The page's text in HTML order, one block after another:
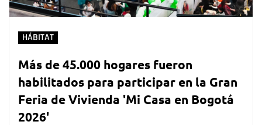
HÁBITAT
Más de 45.000 hogares fueron
habilitados para participar en la Gran
Feria de Vivienda 'Mi Casa en Bogotá
2026'